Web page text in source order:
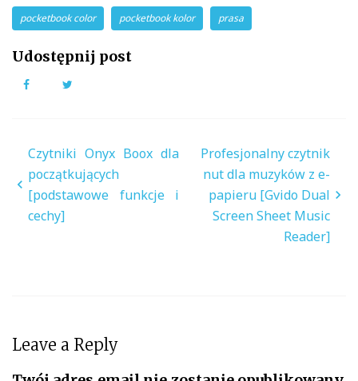
pocketbook color pocketbook kolor prasa
Udostępnij post
Facebook
Nawigacja
wpisu
Czytniki Onyx Boox dla
początkujących
[podstawowe funkcje i
cechy]
Profesjonalny czytnik
nut dla muzyków z e-
papieru [Gvido Dual
Screen Sheet Music
Reader]
Leave a Reply